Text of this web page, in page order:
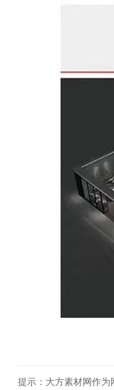
提示：大方素材网作